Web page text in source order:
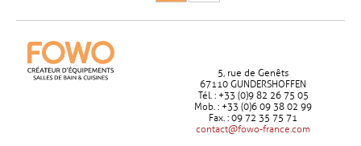
5, rue de Genêts
67110 GUNDERSHOFFEN
Tél. : +33 (0)9 82 26 75 05
Mob. : +33 (0)6 09 38 02 99
Fax. : 09 72 35 75 71
contact@fowo-france.com